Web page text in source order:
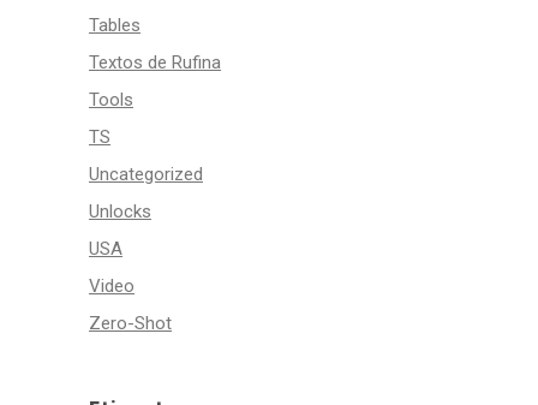
Tables
Textos de Rufina
Tools
TS
Uncategorized
Unlocks
USA
Video
Zero-Shot